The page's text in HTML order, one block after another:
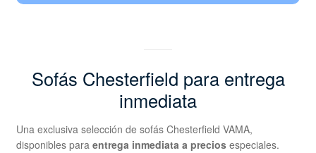
Sofás Chesterfield para entrega
inmediata
Una exclusiva selección de sofás Chesterfield VAMA,
disponibles para entrega inmediata a preciosespeciales.